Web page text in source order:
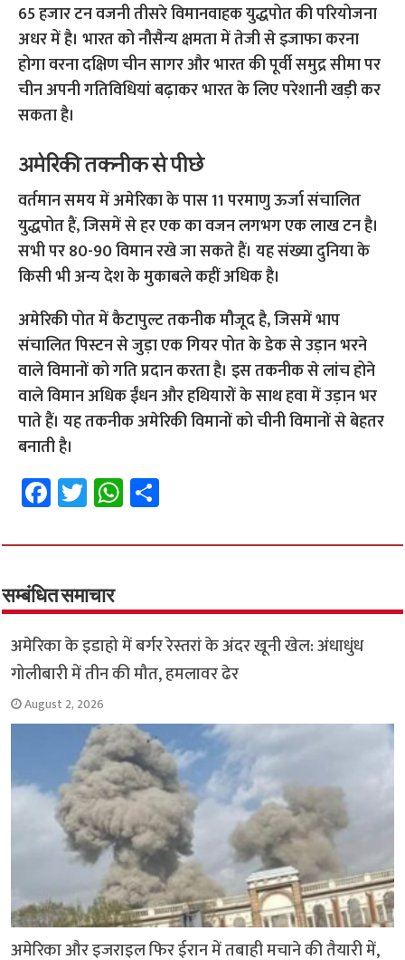
65 हजार टन वजनी तीसरे विमानवाहक युद्धपोत की परियोजना
अधर में है। भारत को नौसैन्य क्षमता में तेजी से इजाफा करना
होगा वरना दक्षिण चीन सागर और भारत की पूर्वी समुद्र सीमा पर
चीन अपनी गतिविधियां बढ़ाकर भारत के लिए परेशानी खड़ी कर
सकता है।
अमेरिकी तकनीक से पीछे
वर्तमान समय में अमेरिका के पास 11 परमाणु ऊर्जा संचालित
युद्धपोत हैं, जिसमें से हर एक का वजन लगभग एक लाख टन है।
सभी पर 80-90 विमान रखे जा सकते हैं। यह संख्या दुनिया के
किसी भी अन्य देश के मुकाबले कहीं अधिक है।
अमेरिकी पोत में कैटापुल्ट तकनीक मौजूद है, जिसमें भाप
संचालित पिस्टन से जुड़ा एक गियर पोत के डेक से उड़ान भरने
वाले विमानों को गति प्रदान करता है। इस तकनीक से लांच होने
वाले विमान अधिक ईंधन और हथियारों के साथ हवा में उड़ान भर
पाते हैं। यह तकनीक अमेरिकी विमानों को चीनी विमानों से बेहतर
बनाती है।
Fa
ce
b
o
o
k
T
wi
tt
er
W
h
at
p
p
ar
सम्बंधित समाचार
अमेरिका के इडाहो में बर्गर रेस्तरां के अंदर खूनी खेल: अंधाधुंध
गोलीबारी में तीन की मौत, हमलावर ढेर
August 2, 2026
अमेरिका और इजराइल फिर ईरान में तबाही मचाने की तैयारी में,